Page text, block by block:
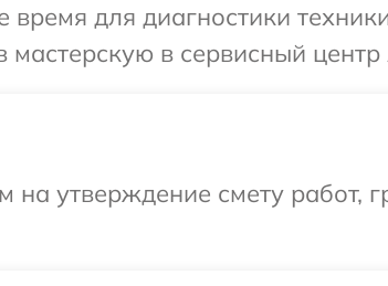
время для диагностики
в сервисный центр
утверждение смету работ,